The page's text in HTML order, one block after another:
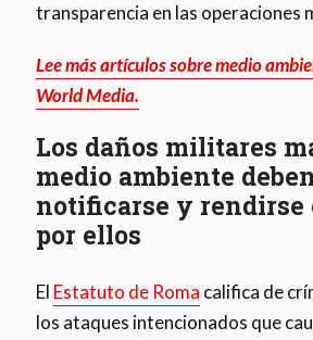
transparencia en las operaciones
Lee más artículos sobre medio
World Media.
Los daños militares
medio ambiente
notificarse y rendirse
por ellos
El Estatuto de Roma califica de
los ataques intencionados que